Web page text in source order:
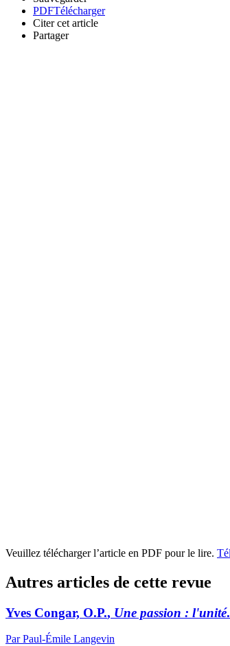
PDFTélécharger
Citer cet article
Partager
Veuillez télécharger l’article en PDF pour le lire.
Autres articles de cette revue
Yves Congar, O.P., Une passion : l'unité
Par Paul-Émile Langevin